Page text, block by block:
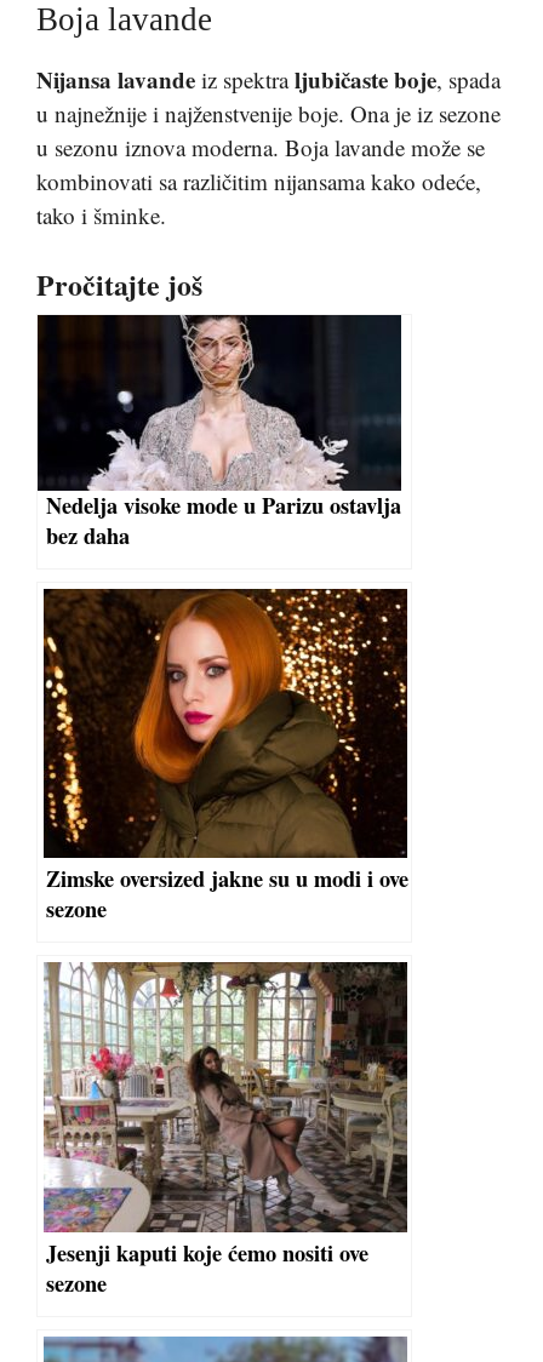
Boja lavande
Nijansa lavande iz spektraljubičaste boje, spada
u najnežnije i najženstvenije boje. Ona je iz sezone
u sezonu iznova moderna. Boja lavande može se
kombinovati sa različitim nijansama kako odeće,
tako i šminke.
Pročitajte još
Nedelja visoke mode u Parizu ostavlja
bez daha
Zimske oversized jakne su u modi i ove
sezone
Jesenji kaputi koje ćemo nositi ove
sezone